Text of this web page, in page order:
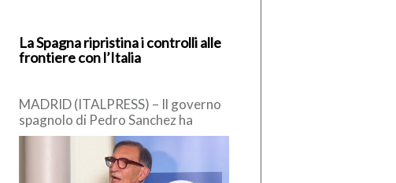
La Spagna ripristina i controlli alle
frontiere con l’Italia
MADRID (ITALPRESS) – Il governo
spagnolo di Pedro Sanchez ha
deciso di reintrodurre
“temporaneamente” i controlli alle
frontiere interne, nei […]